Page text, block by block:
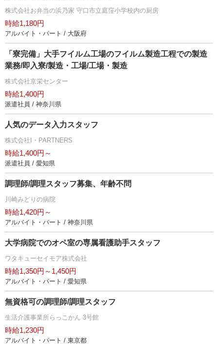
株式会社お弁当の浜乃家 守口市立庭窪小学校内の厨房
時給1,180円
アルバイト・パート / 大阪府
「寮完備」大手フイルム工場のフイルム製造工程での製造
業務/即入寮/製造・工場/工場・製造
株式会社京栄センター
時給1,400円
派遣社員 / 神奈川県
人気のデータ入力スタッフ
株式会社I・PARTNERS
時給1,400円～
派遣社員 / 愛知県
調理師/調理スタッフ募集、年齢不問
川崎みどりの病院
時給1,420円～
アルバイト・パート / 神奈川県
大学病院でのオペ室の専属看護助手スタッフ
ワタキューセイモア株式会社
時給1,350円～1,450円
アルバイト・パート / 愛知県
無資格可の調理師/調理スタッフ
生活介護事業所らっこかん 3号館
時給1,230円
アルバイト・パート / 東京都